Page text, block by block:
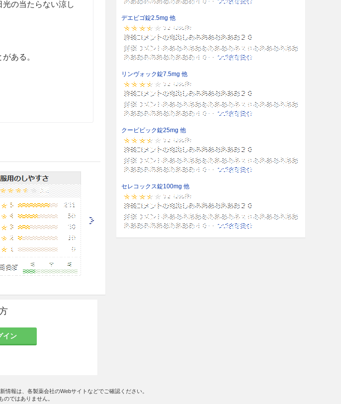
の当たらない涼し
ある。
イン
デエビゴ錠2.5mg 他
リンヴォック錠7.5mg 他
クービビック錠25mg 他
セレコックス錠100mg 他
報は、各製薬会社のWebサイトなどでご確認ください。
ではありません。